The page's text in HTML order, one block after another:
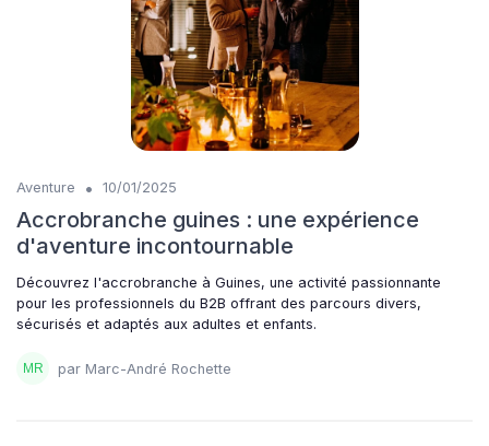
Aventure • 10/01/2025
Accrobranche guines : une expérience
d'aventure incontournable
Découvrez l'accrobranche à Guines, une activité passionnante
pour les professionnels du B2B offrant des parcours divers,
sécurisés et adaptés aux adultes et enfants.
par Marc-André Rochette